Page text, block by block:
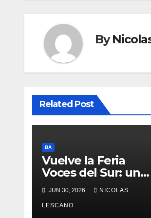
By
Related Post
BA
Vuelve la Feria
Voces del Sur: un
fin de semana a
puro
emprendimiento en
JUN 30, 2026 NICOLAS
LESCANO